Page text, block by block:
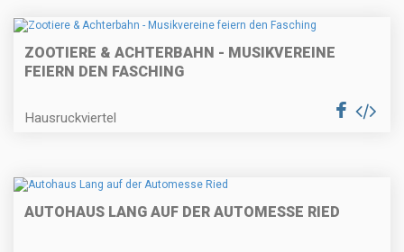
ZOOTIERE & ACHTERBAHN - MUSIKVEREINE
FEIERN DEN FASCHING
Hausruckviertel
AUTOHAUS LANG AUF DER AUTOMESSE RIED